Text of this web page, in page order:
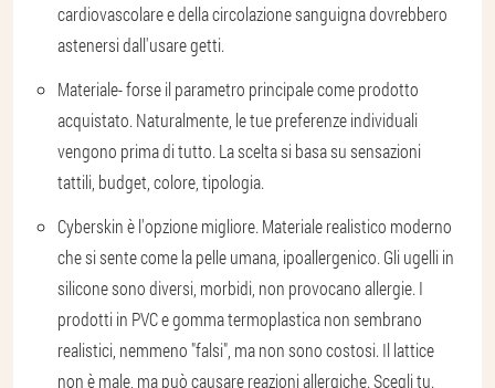
cardiovascolare e della circolazione sanguigna dovrebbero
astenersi dall'usare getti.
Materiale- forse il parametro principale come prodotto
acquistato. Naturalmente, le tue preferenze individuali
vengono prima di tutto. La scelta si basa su sensazioni
tattili, budget, colore, tipologia.
Cyberskin è l'opzione migliore. Materiale realistico moderno
che si sente come la pelle umana, ipoallergenico. Gli ugelli in
silicone sono diversi, morbidi, non provocano allergie. I
prodotti in PVC e gomma termoplastica non sembrano
realistici, nemmeno "falsi", ma non sono costosi. Il lattice
non è male, ma può causare reazioni allergiche. Scegli tu.